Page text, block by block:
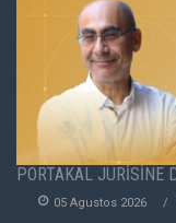
PORTAKAL JÜRİSİNE
05 Agustos 2026